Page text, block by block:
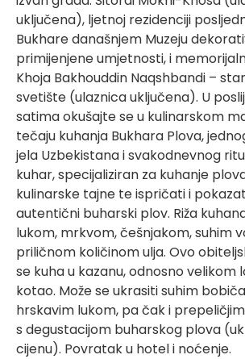
uključena), ljetnoj rezidenciji
Bukhare današnjem Muzeju
primijenjene umjetnosti, i
Khoja Bakhouddin Naqshbandi –
svetište (ulaznica uključena). U
satima okušajte se u kulinarskom
tečaju kuhanja Bukhara Plova,
jela Uzbekistana i svakodnevnog
kuhar, specijaliziran za kuhanje
kulinarske tajne te ispričati i
autentični buharski plov. Riža
lukom, mrkvom, češnjakom, suhim
priličnom količinom ulja. Ovo
se kuha u kazanu, odnosno velikom
kotao. Može se ukrasiti suhim
hrskavim lukom, pa čak i
s degustacijom buharskog plova
cijenu). Povratak u hotel i noćenje.